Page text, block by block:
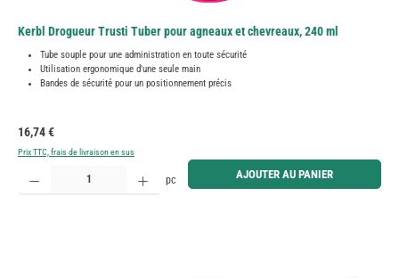
Kerbl Drogueur Trusti Tuber pour agneaux et chevreaux, 240 ml
Tube souple pour une administration en toute sécurité
Utilisation ergonomique d'une seule main
Bandes de sécurité pour un positionnement précis
Prix régulier :
16,74 €
Prix TTC, frais de livraison en sus
Quantité de produit : Entrez la quantité souhaitée ou utilisez les boutons pour augmenter ou
pc AJOUTER AU PANIER